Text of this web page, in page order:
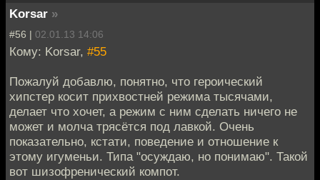
Korsar »
#56 | 02.01.13 14:06
Кому: Korsar, #55
Пожалуй добавлю, понятно, что героический
хипстер косит прихвостней режима тысячами,
делает что хочет, а режим с ним сделать ничего не
может и молча трясётся под лавкой. Очень
показательно, кстати, поведение и отношение к
этому игуменьи. Типа "осуждаю, но понимаю". Такой
вот шизофренический компот.